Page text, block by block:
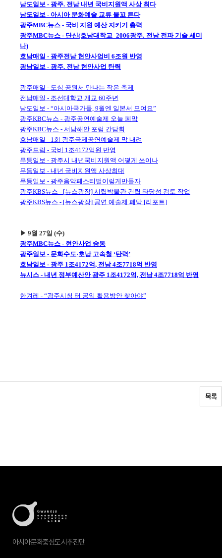
남도일보 - 광주. 전남 내년 국비지원액 사상 최다
남도일보 - 아시아 문화예술 교류 물꼬 튼다
광주MBC뉴스 - 국비 지원 예산 지키기 총력
광주MBC뉴스 - 단신(호남대학교_2006광주. 전남 전파 기술 세미
나)
호남매일 - 광주전남 현안사업비 6조원 반영
광남일보 - 광주. 전남 현안사업 탄력
광주매일 - 도심 공원서 만나는 작은 축제
전남매일 - 조선대학교 개교 60주년
남도일보 - “아시아국가들, 9월엔 일본서 모여요”
광주KBC뉴스 - 광주공연예술제 오늘 폐막
광주KBC뉴스 - 서남해안 포럼 간담회
호남매일 - 1회 광주국제공연예술제 막 내려
광주드림 - 국비 1조4172억원 반영
무등일보 - 광주시 내년국비지원액 어떻게 쓰이나
무등일보 - 내년 국비지원액 사상최대
무등일보 - 광주음악페스티벌이렇게만들자
광주KBS뉴스 - [뉴스광장] 시립박물관 건립 타당성 검토 작업
광주KBS뉴스 - [뉴스광장] 공연 예술제 폐막 [리포트]
▶ 9월 27일 (수)
광주MBC뉴스 - 현안사업 숨통
광주일보 - 문화수도·호남 고속철 ‘탄력’
호남일보 - 광주 1조4172억, 전남 4조7718억 반영
뉴시스 - 내년 정부예산안 광주 1조4172억, 전남 4조7718억 반영
한겨레 - “광주시청 터 공익 활용방안 찾아야”
목록
아시아문화중심도시추진단